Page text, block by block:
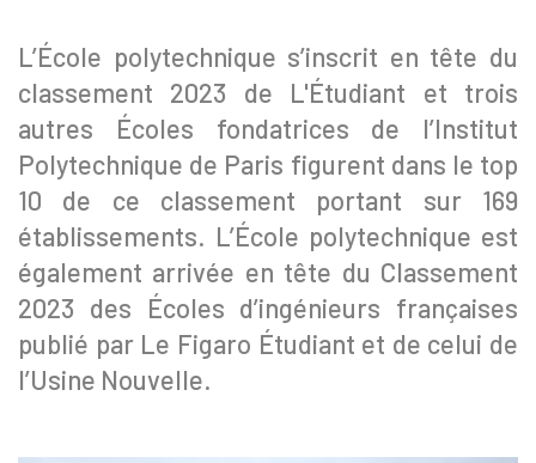
L’École polytechnique s’inscrit en tête du
classement 2023 de L'Étudiant et trois
autres Écoles fondatrices de l’Institut
Polytechnique de Paris figurent dans le top
10 de ce classement portant sur 169
établissements. L’École polytechnique est
également arrivée en tête du Classement
2023 des Écoles d’ingénieurs françaises
publié par Le Figaro Étudiant et de celui de
l’Usine Nouvelle.